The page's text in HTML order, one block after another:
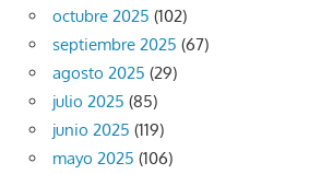
octubre 2025 (102)
septiembre 2025 (67)
agosto 2025 (29)
julio 2025 (85)
junio 2025 (119)
mayo 2025 (106)